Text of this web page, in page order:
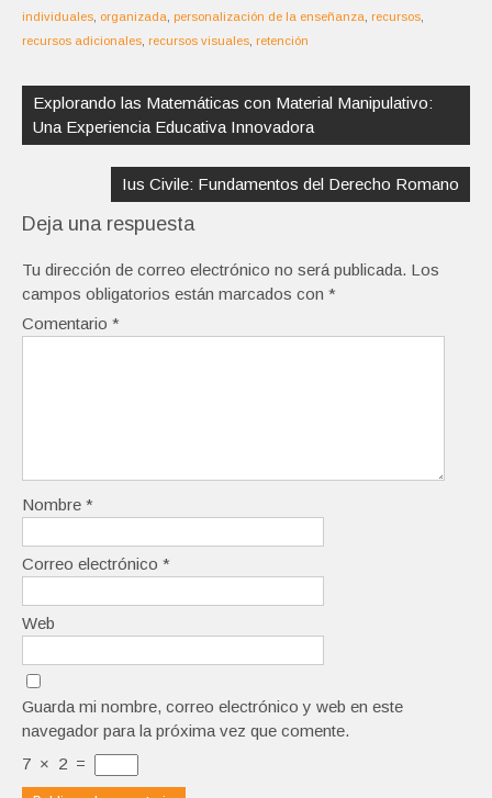
individuales organizada personalización de la enseñanza recursos
recursos adicionales recursos visuales retención
de
entradas
Explorando las Matemáticas con Material Manipulativo:
Una Experiencia Educativa Innovadora
Ius Civile: Fundamentos del Derecho Romano
Deja una respuesta
Tu dirección de correo electrónico no será publicada. Los
campos obligatorios están marcados con *
Comentario *
Nombre *
Correo electrónico *
Web
Guarda mi nombre, correo electrónico y web en este
navegador para la próxima vez que comente.
7 × 2 =